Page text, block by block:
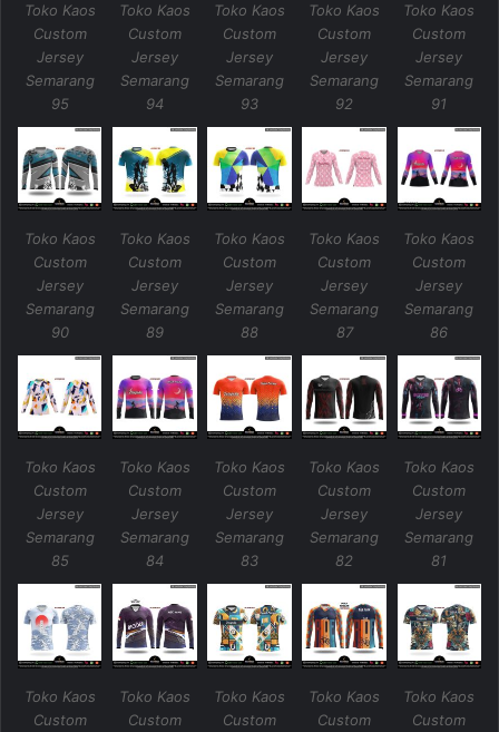
Toko Kaos
Custom
Jersey
Semarang
95
Toko Kaos
Custom
Jersey
Semarang
94
Toko Kaos
Custom
Jersey
Semarang
93
Toko Kaos
Custom
Jersey
Semarang
92
Toko Kaos
Custom
Jersey
Semarang
91
Toko Kaos
Custom
Jersey
Semarang
90
Toko Kaos
Custom
Jersey
Semarang
89
Toko Kaos
Custom
Jersey
Semarang
88
Toko Kaos
Custom
Jersey
Semarang
87
Toko Kaos
Custom
Jersey
Semarang
86
Toko Kaos
Custom
Jersey
Semarang
85
Toko Kaos
Custom
Jersey
Semarang
84
Toko Kaos
Custom
Jersey
Semarang
83
Toko Kaos
Custom
Jersey
Semarang
82
Toko Kaos
Custom
Jersey
Semarang
81
Toko Kaos
Custom
Toko Kaos
Custom
Toko Kaos
Custom
Toko Kaos
Custom
Toko Kaos
Custom